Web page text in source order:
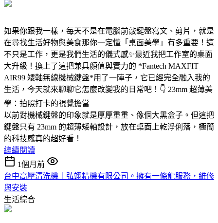
如果你跟我一樣，每天不是在電腦前敲鍵盤寫文、剪片，就是
在尋找生活好物與美食那你一定懂「桌面美學」有多重要！這
不只是工作，更是我們生活的儀式感✨最近我把工作室的桌面
大升級！換上了這把兼具顏值與實力的 *Fantech MAXFIT
AIR99 矮軸無線機械鍵盤*用了一陣子，它已經完全融入我的
生活，今天就來聊聊它怎麼改變我的日常吧！👇 23mm 超薄美
學：拍照打卡的視覺擔當
以前對機械鍵盤的印象就是厚厚重重、像個大黑盒子。但這把
鍵盤只有 23mm 的超薄矮軸設計，放在桌面上乾淨俐落，極簡
的科技感真的超好看！
繼續閱讀
1個月前
台中高壓清洗機｜弘翊精機有限公司。擁有一條龍服務，維修
與安裝
生活綜合